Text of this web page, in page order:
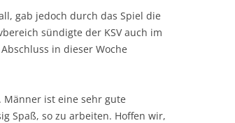
gab jedoch durch das Spiel die
sündigte der KSV auch im
in dieser Woche
ist eine sehr gute
Spaß, so zu arbeiten. Hoffen wir,